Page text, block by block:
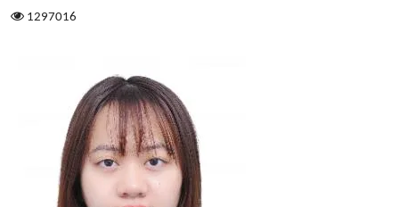
1297016